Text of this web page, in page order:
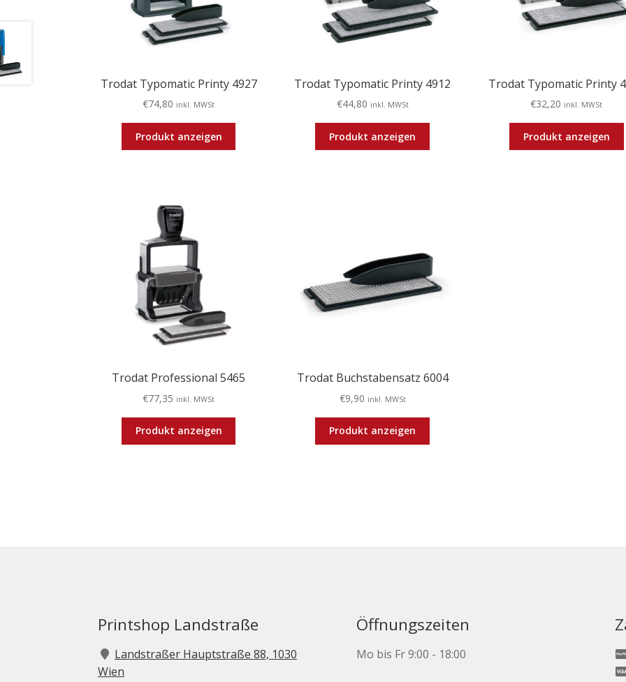
Trodat Typomatic Printy 4927
€74,80 inkl. MWSt
Produkt anzeigen
Trodat Typomatic Printy 4912
€44,80 inkl. MWSt
Produkt anzeigen
Trodat Typomatic Printy
€32,20 inkl. MWSt
Produkt anzeigen
Trodat Professional 5465
€77,35 inkl. MWSt
Produkt anzeigen
Trodat Buchstabensatz 6004
€9,90 inkl. MWSt
Produkt anzeigen
Printshop Landstraße
Landstraßer Hauptstraße 88, 1030
Wien
Öffnungszeiten
Mo bis Fr 9:00 - 18:00